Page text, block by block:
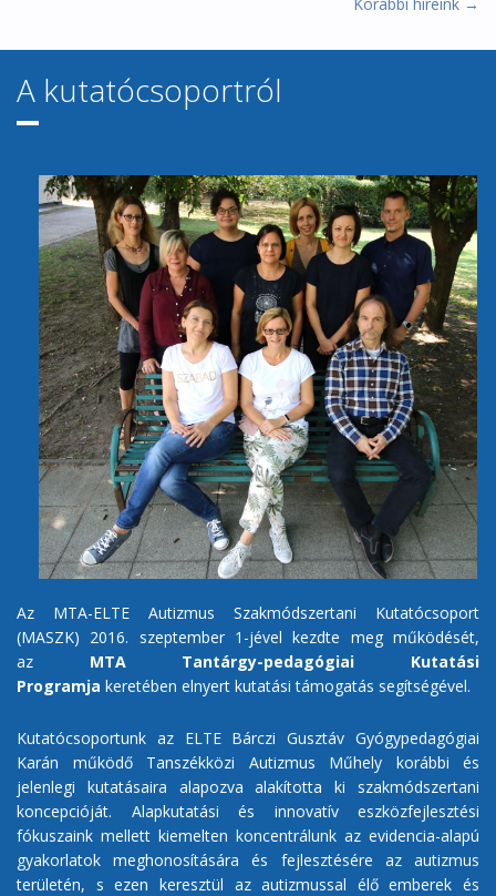
A kutatócsoportról
Az MTA-ELTE Autizmus Szakmódszertani Kutatócsoport
(MASZK) 2016. szeptember 1-jével kezdte meg működését,
az MTA Tantárgy-pedagógiai Kutatási
Programja keretében elnyert kutatási támogatás segítségével.
Kutatócsoportunk az ELTE Bárczi Gusztáv Gyógypedagógiai
Karán működő Tanszékközi Autizmus Műhely korábbi és
jelenlegi kutatásaira alapozva alakította ki szakmódszertani
koncepcióját. Alapkutatási és innovatív eszközfejlesztési
fókuszaink mellett kiemelten koncentrálunk az evidencia-alapú
gyakorlatok meghonosítására és fejlesztésére az autizmus
területén, s ezen keresztül az autizmussal élő emberek és